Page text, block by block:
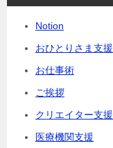
Notion
おひとりさま支援
お仕事術
ご挨拶
クリエイター支援
医療機関支援